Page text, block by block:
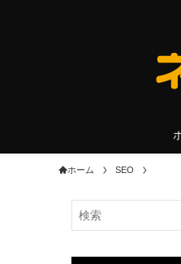
ホーム SEO